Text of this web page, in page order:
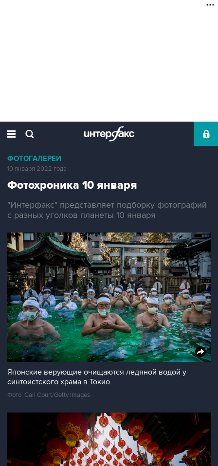
ФОТОГАЛЕРЕИ
10 января 2022 года
Фотохроника 10 января
"Интерфакс" представляет подборку фотографий
с разных уголков планеты 10 января
Японские верующие очищаются ледяной водой у
синтоистского храма в Токио
Фото: Carl Court/Getty Images